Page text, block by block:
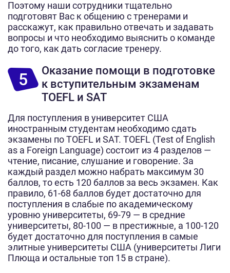
Поэтому наши сотрудники тщательно
подготовят Вас к общению с тренерами и
расскажут, как правильно отвечать и задавать
вопросы и что необходимо выяснить о команде
до того, как дать согласие тренеру.
Оказание помощи в подготовке
к вступительным экзаменам
TOEFL и SAT
5
Для поступления в университет США
иностранным студентам необходимо сдать
экзамены по TOEFL и SAT. TOEFL (Test of English
as a Foreign Language) состоит из 4 разделов —
чтение, писание, слушание и говорение. За
каждый раздел можно набрать максимум 30
баллов, то есть 120 баллов за весь экзамен. Как
правило, 61-68 баллов будет достаточно для
поступления в слабые по академическому
уровню университеты, 69-79 — в средние
университеты, 80-100 — в престижные, а 100-120
будет достаточно для поступления в самые
элитные университеты США (университеты Лиги
Плюща и остальные топ 15 в стране).